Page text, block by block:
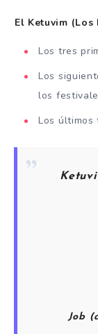
El Ketuvim
Los tres
Los
los
Los últimos
Job